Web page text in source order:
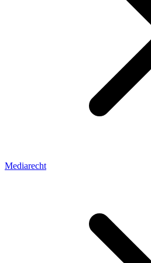
Mediarecht